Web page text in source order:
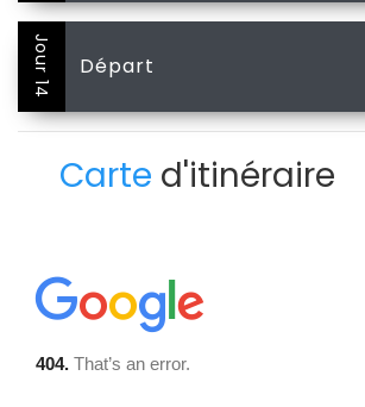
Jour 14 Départ
Carte d'itinéraire